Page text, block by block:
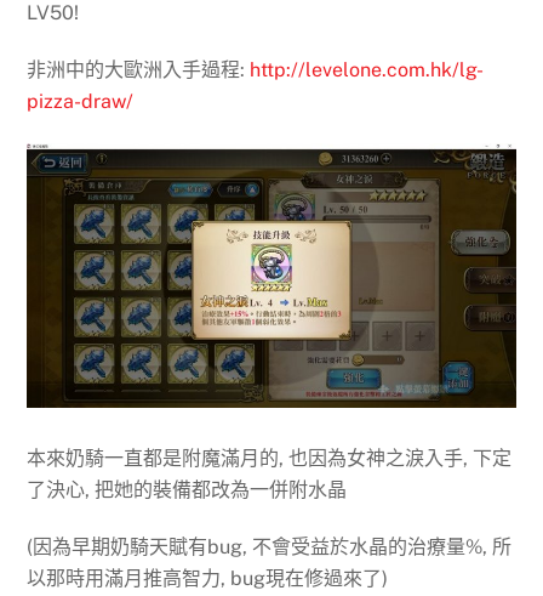
LV50!
非洲中的大歐洲入手過程: http://levelone.com.hk/lg-
pizza-draw/
本來奶騎一直都是附魔滿月的, 也因為女神之淚入手, 下定
了決心, 把她的裝備都改為一併附水晶
(因為早期奶騎天賦有bug, 不會受益於水晶的治療量%, 所
以那時用滿月推高智力, bug現在修過來了)